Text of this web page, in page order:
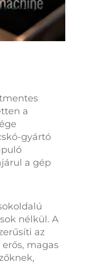
a
gyártó
a gép
nélkül. A
az
erős, magas